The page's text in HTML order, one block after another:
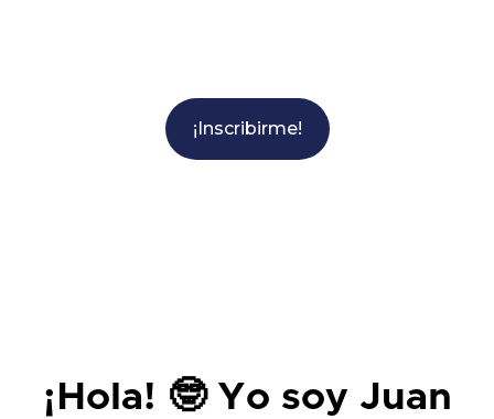
¡Inscribirme!
¡Hola! 🤓 Yo soy Juan